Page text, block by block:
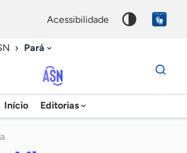
acessibilidade
Pará
Agência
Sebrae
Início Editorias
Dados
para
chave